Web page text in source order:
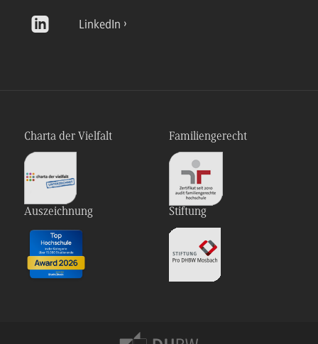
LinkedIn
Charta der Vielfalt Familiengerecht
Auszeichnung Stiftung